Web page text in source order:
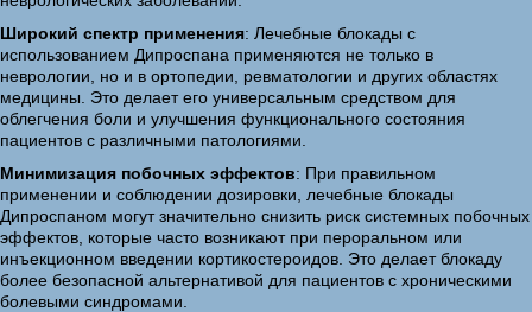
Широкий спектр применения: Лечебные блокады с
использованием Дипроспана применяются не только в
неврологии, но и в ортопедии, ревматологии и других областях
медицины. Это делает его универсальным средством для
облегчения боли и улучшения функционального состояния
пациентов с различными патологиями.
Минимизация побочных эффектов: При правильном
применении и соблюдении дозировки, лечебные блокады
Дипроспаном могут значительно снизить риск системных побочных
эффектов, которые часто возникают при пероральном или
инъекционном введении кортикостероидов. Это делает блокаду
более безопасной альтернативой для пациентов с хроническими
болевыми синдромами.